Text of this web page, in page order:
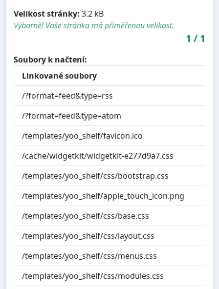
Velikost stránky: 3.2 kB
Výborně! Vaše stránka má přiměřenou velikost.
1 / 1
Soubory k načtení:
Linkované soubory
/?format=feed&type=rss
/?format=feed&type=atom
/templates/yoo_shelf/favicon.ico
/cache/widgetkit/widgetkit-e277d9a7.css
/templates/yoo_shelf/css/bootstrap.css
/templates/yoo_shelf/apple_touch_icon.png
/templates/yoo_shelf/css/base.css
/templates/yoo_shelf/css/layout.css
/templates/yoo_shelf/css/menus.css
/templates/yoo_shelf/css/modules.css